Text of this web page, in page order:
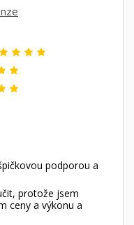
podporou a
protože jsem
ceny a výkonu a